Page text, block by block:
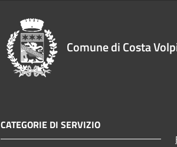
Comune di Costa
CATEGORIE DI SERVIZIO